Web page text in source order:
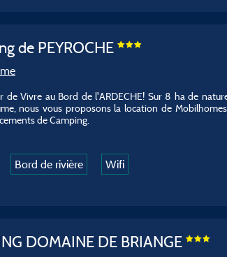
de PEYROCHE
de Vivre au Bord de l'ARDECHE! Sur 8 ha de
nous vous proposons la location de
de Camping.
Bord de rivière Wifi
DOMAINE DE BRIANGE